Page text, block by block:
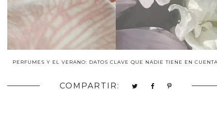
PERFUMES Y EL VERANO: DATOS CLAVE QUE NADIE TIENE EN
COMPARTIR: